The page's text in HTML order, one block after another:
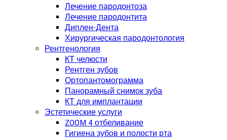
Лечение пародонтоза
Лечение пародонтита
Диплен-Дента
Хирургическая пародонтология
Рентгенология
КТ челюсти
Рентген зубов
Ортопантомограмма
Панорамный снимок зуба
КТ для имплантации
Эстетические услуги
ZOOM 4 отбеливание
Гигиена зубов и полости рта